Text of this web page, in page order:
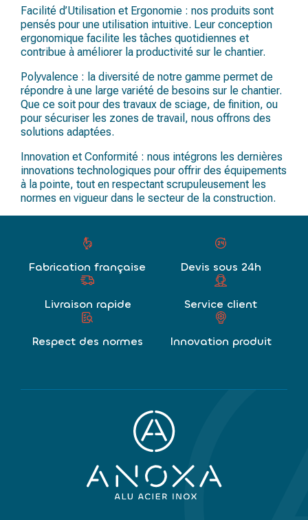
Facilité d’Utilisation et Ergonomie : nos produits sont
pensés pour une utilisation intuitive. Leur conception
ergonomique facilite les tâches quotidiennes et
contribue à améliorer la productivité sur le chantier.
Polyvalence : la diversité de notre gamme permet de
répondre à une large variété de besoins sur le chantier.
Que ce soit pour des travaux de sciage, de finition, ou
pour sécuriser les zones de travail, nous offrons des
solutions adaptées.
Innovation et Conformité : nous intégrons les dernières
innovations technologiques pour offrir des équipements
à la pointe, tout en respectant scrupuleusement les
normes en vigueur dans le secteur de la construction.
Fabrication française Devis sous 24h
Livraison rapide Service client
Respect des normes Innovation produit